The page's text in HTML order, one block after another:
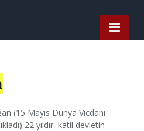
(15 Mayıs Dünya Vicdani
22 yıldır, katil devletin